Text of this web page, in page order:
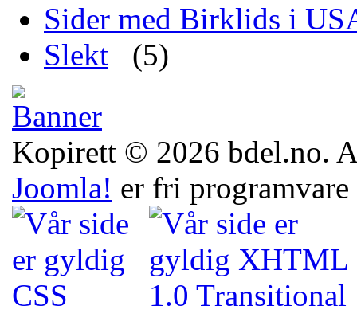
Sider med Birklids i
Slekt
(5)
Kopirett © 2026 bdel.no.
Joomla! er fri